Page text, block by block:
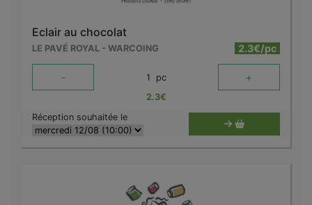
Eclair au chocolat
LE PAVÉ ROYAL - WARCOING 2.3€/pc
- 1 pc +
2.3€
Réception souhaitée le